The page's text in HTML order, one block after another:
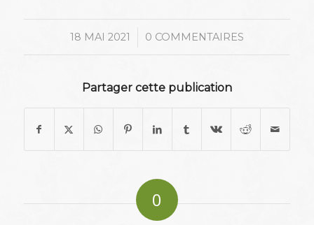
18 MAI 2021
/ 0 COMMENTAIRES
Partager cette publication
0